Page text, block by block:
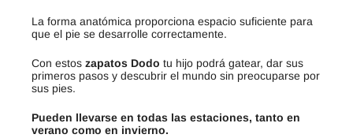
La forma anatómica proporciona espacio suficiente para
que el pie se desarrolle correctamente.
Con estos zapatos Dodo tu hijo podrá gatear, dar sus
primeros pasos y descubrir el mundo sin preocuparse por
sus pies.
Pueden llevarse en todas las estaciones, tanto en
verano como en invierno.